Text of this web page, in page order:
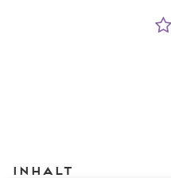
Inhalt